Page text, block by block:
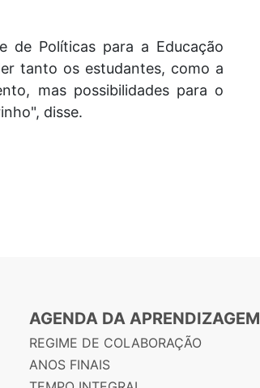
de Políticas para a Educação
tanto os estudantes, como a
mas possibilidades para o
disse.
AGENDA DA APRENDIZAGEM
REGIME DE COLABORAÇÃO
ANOS FINAIS